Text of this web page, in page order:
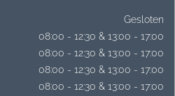
Gesloten
08:00 - 12:30 & 13:00 - 17:00
08:00 - 12:30 & 13:00 - 17:00
08:00 - 12:30 & 13:00 - 17:00
08:00 - 12:30 & 13:00 - 17:00